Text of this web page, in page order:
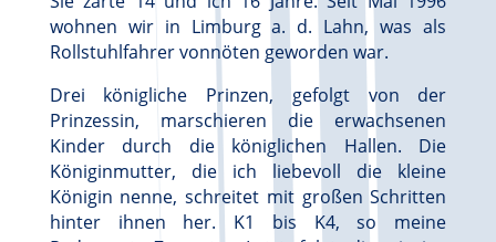
wohnen wir in Limburg a. d. Lahn, was als
Rollstuhlfahrer vonnöten geworden war.
Drei königliche Prinzen, gefolgt von der
Prinzessin, marschieren die erwachsenen
Kinder durch die königlichen Hallen. Die
Königinmutter, die ich liebevoll die kleine
Königin nenne, schreitet mit großen Schritten
hinter ihnen her. K1 bis K4, so meine